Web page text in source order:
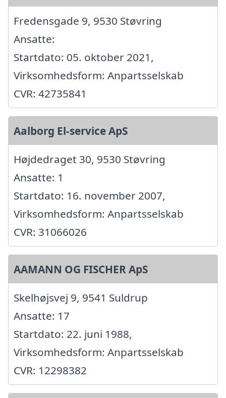
Fredensgade 9, 9530 Støvring
Ansatte:
Startdato: 05. oktober 2021,
Virksomhedsform: Anpartsselskab
CVR: 42735841
Aalborg El-service ApS
Højdedraget 30, 9530 Støvring
Ansatte: 1
Startdato: 16. november 2007,
Virksomhedsform: Anpartsselskab
CVR: 31066026
AAMANN OG FISCHER ApS
Skelhøjsvej 9, 9541 Suldrup
Ansatte: 17
Startdato: 22. juni 1988,
Virksomhedsform: Anpartsselskab
CVR: 12298382